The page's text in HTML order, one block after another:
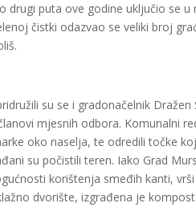
drugi puta ove godine uključio se
čistki odazvao se veliki broj
su se i gradonačelnik
mjesnih odbora. Komunalni
oko naselja, te odredili točke
su počistili teren. Iako Grad
korištenja smeđih kanti,
dvorište, izgrađena je